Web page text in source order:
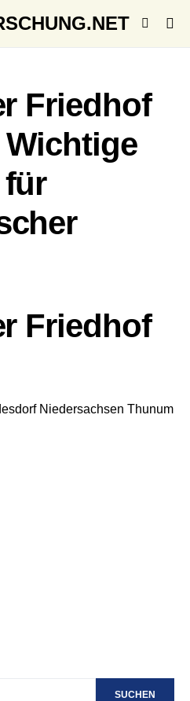
Friedhof
Friedhof
Niedersachsen Thunum
SUCHEN